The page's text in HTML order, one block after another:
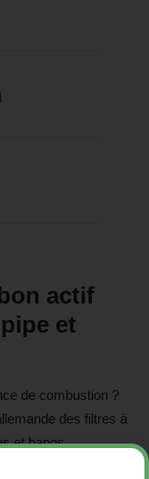
actif
et
de combustion ?
des filtres à
et bangs.